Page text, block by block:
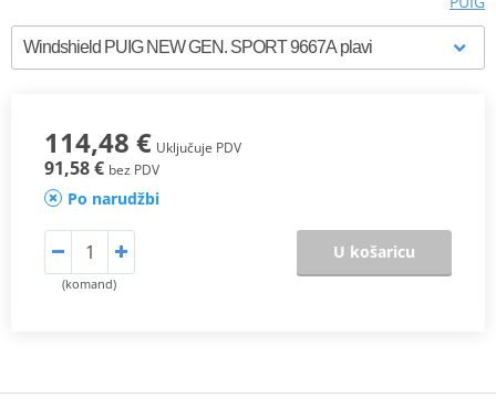
114,48 € Uključuje PDV
91,58 € bez PDV
Po narudžbi
(komand)
U košaricu